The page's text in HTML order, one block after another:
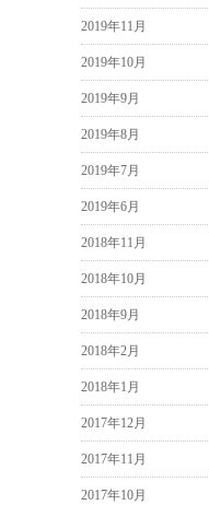
2019年11月
2019年10月
2019年9月
2019年8月
2019年7月
2019年6月
2018年11月
2018年10月
2018年9月
2018年2月
2018年1月
2017年12月
2017年11月
2017年10月